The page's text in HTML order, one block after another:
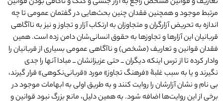
مرتبط موجود و همچنین فقدان چنین بحث‌هایی در گفتمان عمومی تا چه
اندازه به تحریض آزارگران و متجاوزان به ارتکاب آزار و تجاوز و نیز به ناآگاهی
قربانیان این آزارها و تجاوزها به حقوق انسانی‌شان دامن زده است. همین
فقدان قوانین و تعاریف (مشخص) و ناآگاهی عمومی بسیاری از قربانیان را
وادار کرده تا از ترس اینکه دیگران ــ حتی عزیزانشان ــ‌ مبادا آنها را جدی
نگیرند و یا به سبب غلبۀ «فرهنگ تجاوز» مورد «قربانی‌نکوهی» قرار گیرند،
بی نام و نشان آزارشان را روایت کنند و به طریق اولی به ابهامات موجود در
برخی از این روایت‌ها اضافه شود. به همین دلیل، مانع بزرگ نبود قوانین و